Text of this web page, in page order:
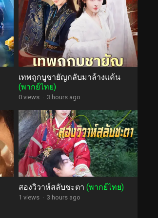
เทพถูกบูชายัญกลับมาล้างแค้น
(พากย์ไทย)
0 views · 3 hours ago
สองวิวาห์สลับชะตา (พากย์ไทย)
1 views · 3 hours ago